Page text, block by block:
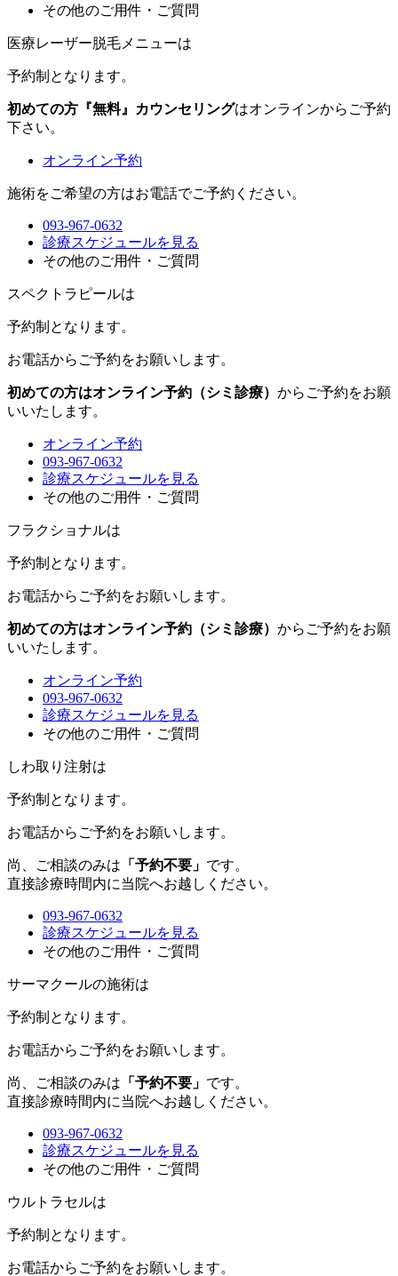
その他のご用件・ご質問
医療レーザー脱毛メニューは
予約制 となります。
初めての方『無料』カウンセリングはオンラインからご予約
下さい。
オンライン予約
施術をご希望の方はお電話でご予約ください。
093-967-0632
診療スケジュールを見る
その他のご用件・ご質問
スペクトラピールは
予約制 となります。
お電話からご予約をお願いします。
初めての方はオンライン予約（シミ診療） からご予約をお願
いいたします。
オンライン予約
093-967-0632
診療スケジュールを見る
その他のご用件・ご質問
フラクショナルは
予約制 となります。
お電話からご予約をお願いします。
初めての方はオンライン予約（シミ診療） からご予約をお願
いいたします。
オンライン予約
093-967-0632
診療スケジュールを見る
その他のご用件・ご質問
しわ取り注射は
予約制 となります。
お電話からご予約をお願いします。
尚、ご相談のみは 「予約不要」 です。
直接診療時間内に当院へお越しください。
093-967-0632
診療スケジュールを見る
その他のご用件・ご質問
サーマクールの施術は
予約制 となります。
お電話からご予約をお願いします。
尚、ご相談のみは 「予約不要」 です。
直接診療時間内に当院へお越しください。
093-967-0632
診療スケジュールを見る
その他のご用件・ご質問
ウルトラセルは
予約制 となります。
お電話からご予約をお願いします。